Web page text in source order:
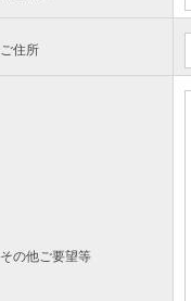
ご住所
その他ご要望等